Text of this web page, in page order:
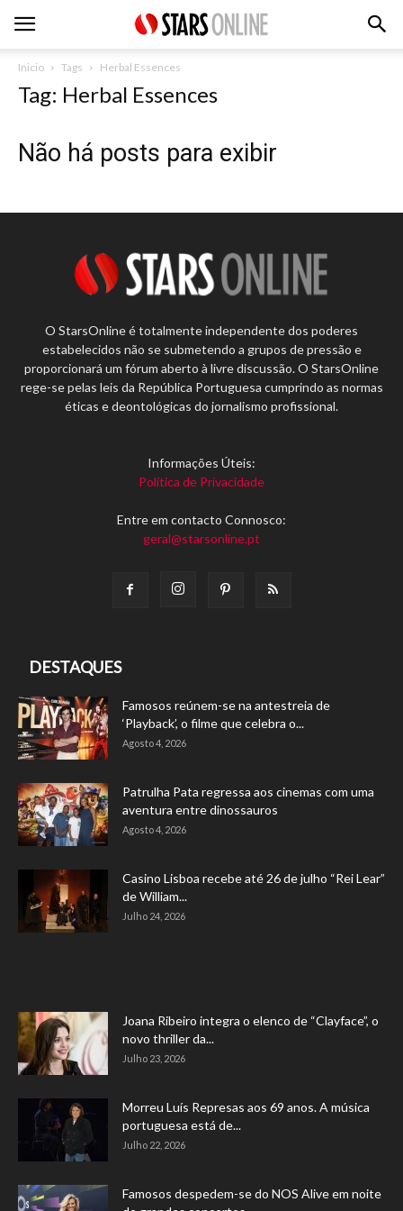
Inicio Tags Herbal Essences
Tag: Herbal Essences
Não há posts para exibir
O StarsOnline é totalmente independente dos poderes
estabelecidos não se submetendo a grupos de pressão e
proporcionará um fórum aberto à livre discussão. O StarsOnline
rege-se pelas leis da República Portuguesa cumprindo as normas
éticas e deontológicas do jornalismo profissional.
Informações Úteis:
Política de Privacidade
Entre em contacto Connosco:
geral@starsonline.pt
DESTAQUES
Famosos reúnem-se na antestreia de
‘Playback’, o filme que celebra o...
Agosto 4, 2026
Patrulha Pata regressa aos cinemas com uma
aventura entre dinossauros
Agosto 4, 2026
Casino Lisboa recebe até 26 de julho “Rei Lear”
de William...
Julho 24, 2026
Joana Ribeiro integra o elenco de “Clayface”, o
novo thriller da...
Julho 23, 2026
Morreu Luís Represas aos 69 anos. A música
portuguesa está de...
Julho 22, 2026
Famosos despedem-se do NOS Alive em noite